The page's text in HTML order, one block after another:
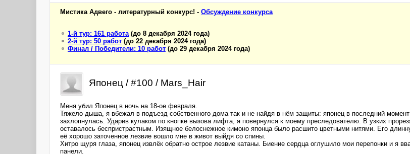
Мистика Адвего - литературный конкурс! - Обсуждение конкурса
1-й тур: 161 работа(до 8 декабря 2024 года)
2-й тур: 50 работ (до 22 декабря 2024 года)
Финал / Победители: 10 работ (до 29 декабря 2024 года)
Японец / #100 / Mars_Hair
Меня убил Японец в ночь на 18-ое февраля.
Тяжело дыша, я вбежал в подъезд собственного дома так и не найдя в нём защиты: японец в последний
захлопнулась. Ударив кулаком по кнопке вызова лифта, я повернулся к моему преследователю. В узких
оставалось беспристрастным. Изящное белоснежное кимоно японца было расшито цветными нитями. Его
её хорошо заточенное лезвие вошло мне в живот выйдя со спины.
Хитро щуря глаза, японец извлёк обратно острое лезвие катаны. Биение сердца оглушило мои перепонки и я
панели.